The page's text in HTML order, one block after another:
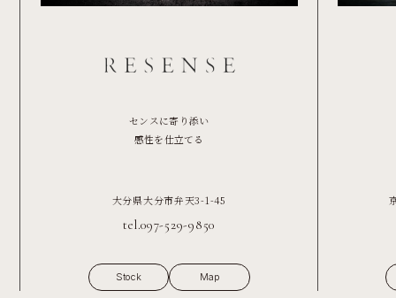
センスに寄り添い
感性を仕立てる
大分県大分市弁天3-1-45
tel.097-529-9850
Stock Map